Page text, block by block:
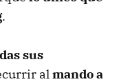
.
sus
almando a